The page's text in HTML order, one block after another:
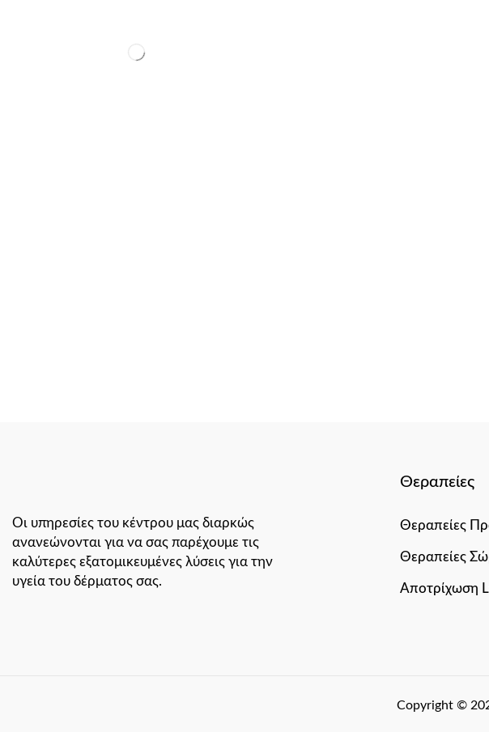
Οι υπηρεσίες του κέντρου μας διαρκώς
ανανεώνονται για να σας παρέχουμε τις
καλύτερες εξατομικευμένες λύσεις για την
υγεία του δέρματος σας.
Θεραπείες
Θεραπείες
Θεραπείες
Αποτρίχωση
Copyright ©